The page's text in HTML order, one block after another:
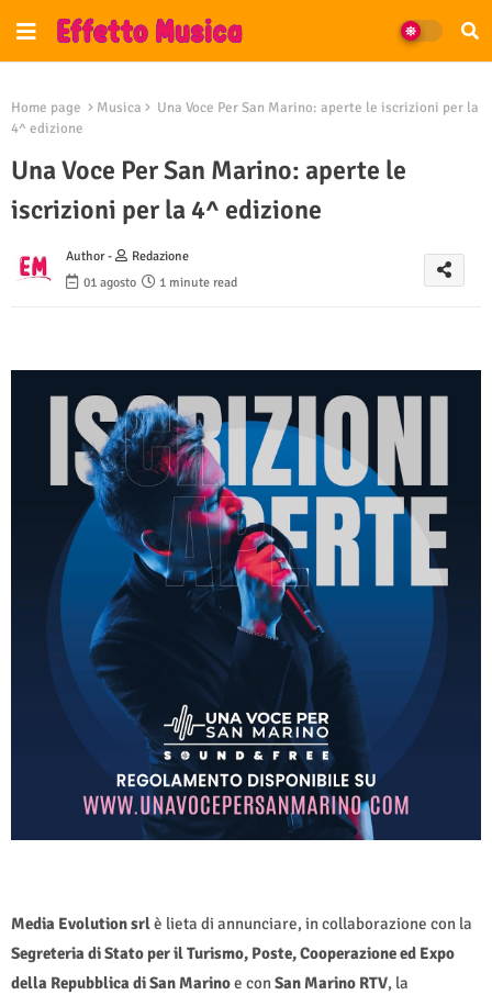
Home page Musica
Una Voce Per San Marino: aperte le iscrizioni per la
4^ edizione
Una Voce Per San Marino: aperte le
iscrizioni per la 4^ edizione
Author -
Redazione
01 agosto
1 minute read
Media Evolution srlè lieta di annunciare, in collaborazione con la
Segreteria di Stato per il Turismo, Poste, Cooperazione ed Expo
della Repubblica di San Marinoe conSan Marino RTV, la